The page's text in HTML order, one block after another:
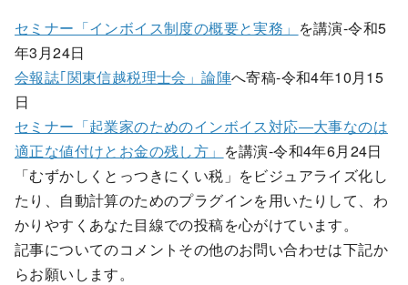
セミナー「インボイス制度の概要と実務」 を講演-令和5
年3月24日
会報誌｢関東信越税理士会」論陣へ寄稿-令和4年10月15
日
セミナー「起業家のためのインボイス対応―大事なのは
適正な値付けとお金の残し方」 を講演-令和4年6月24日
「むずかしくとっつきにくい税」をビジュアライズ化し
たり、自動計算のためのプラグインを用いたりして、わ
かりやすくあなた目線での投稿を心がけています。
記事についてのコメントその他のお問い合わせは下記か
らお願いします。